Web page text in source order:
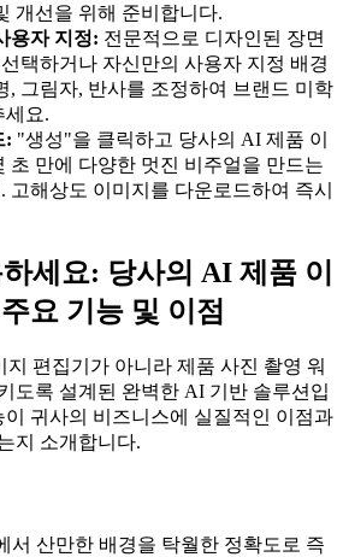
개선을 위해 준비합니다.
용자 지정: 전문적으로 디자인된 장면
택하거나 자신만의 사용자 지정 배경
, 그림자, 반사를 조정하여 브랜드 미학
세요.
: "생성"을 클릭하고 당사의 AI 제품 이
초 만에 다양한 멋진 비주얼을 만드는
고해상도 이미지를 다운로드하여 즉시
세요: 당사의 AI 제품 이
요 기능 및 이점
지 편집기가 아니라 제품 사진 촬영 워
도록 설계된 완벽한 AI 기반 솔루션입
귀사의 비즈니스에 실질적인 이점과
지 소개합니다.
서 산만한 배경을 탁월한 정확도로 즉